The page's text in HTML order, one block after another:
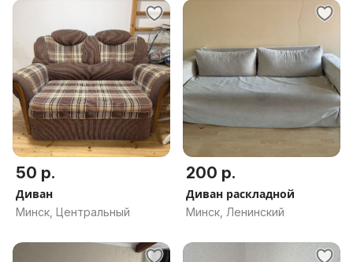
50 р.
Диван
Минск, Центральный
200 р.
Диван раскладной
Минск, Ленинский